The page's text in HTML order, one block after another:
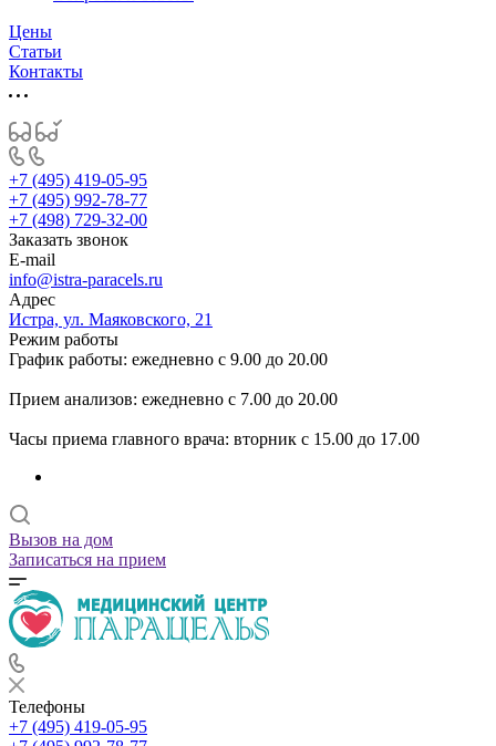
Цены
Статьи
Контакты
+7 (495) 419-05-95
+7 (495) 992-78-77
+7 (498) 729-32-00
Заказать звонок
E-mail
info@istra-paracels.ru
Адрес
Истра, ул. Маяковского, 21
Режим работы
График работы: ежедневно с 9.00 до 20.00
Прием анализов: ежедневно с 7.00 до 20.00
Часы приема главного врача: вторник с 15.00 до 17.00
Вызов на дом
Записаться на прием
Телефоны
+7 (495) 419-05-95